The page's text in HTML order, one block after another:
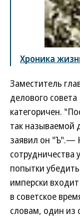
Хроника
Заместитель
делового
категоричен.
так называемой
заявил он "Ъ".—
попытки
имперски
в советское
словам, один